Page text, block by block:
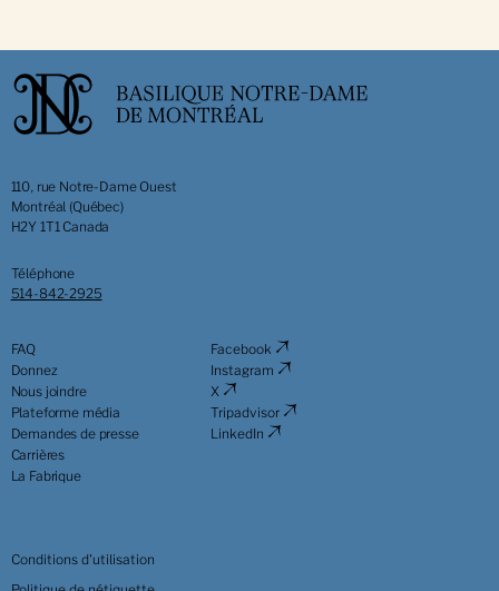
110, rue Notre-Dame Ouest
Montréal (Québec)
H2Y 1T1 Canada
Téléphone
514-842-2925
FAQ
Donnez
Nous joindre
Plateforme média
Demandes de presse
Carrières
La Fabrique
Facebook
Instagram
X
Tripadvisor
LinkedIn
Conditions d'utilisation